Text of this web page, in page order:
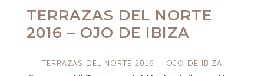
TERRAZAS DEL NORTE
2016 – OJO DE IBIZA
TERRAZAS DEL NORTE 2016 – OJO DE IBIZA